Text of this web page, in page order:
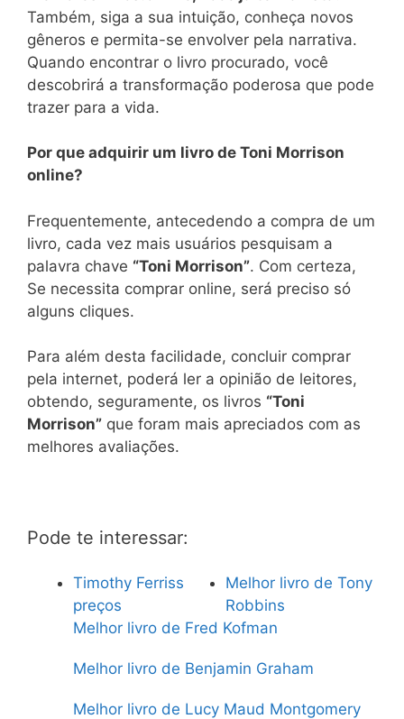
Também, siga a sua intuição, conheça novos
gêneros e permita-se envolver pela narrativa.
Quando encontrar o livro procurado, você
descobrirá a transformação poderosa que pode
trazer para a vida.
Por que adquirir um livro de Toni Morrison
online?
Frequentemente, antecedendo a compra de um
livro, cada vez mais usuários pesquisam a
palavra chave “Toni Morrison”. Com certeza,
Se necessita comprar online, será preciso só
alguns cliques.
Para além desta facilidade, concluir comprar
pela internet, poderá ler a opinião de leitores,
obtendo, seguramente, os livros “Toni
Morrison” que foram mais apreciados com as
melhores avaliações.
Pode te interessar:
Timothy Ferriss
preços
Melhor livro de Tony
Robbins
Melhor livro de Fred Kofman
Melhor livro de Benjamin Graham
Melhor livro de Lucy Maud Montgomery